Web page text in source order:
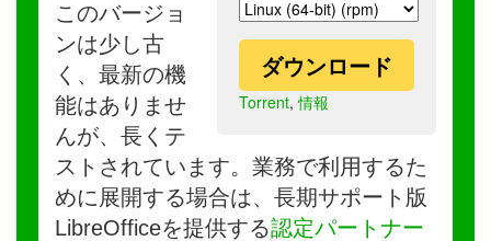
ダウンロード
Torrent,情報
このバージョ
ンは少し古
く、最新の機
能はありませ
んが、長くテ
ストされています。業務で利用するた
めに展開する場合は、長期サポート版
LibreOfficeを提供する認定パートナー